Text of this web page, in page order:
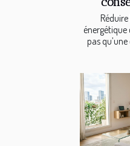
énergétique
pas